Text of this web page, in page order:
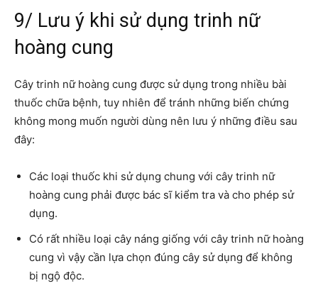
9/ Lưu ý khi sử dụng trinh nữ
hoàng cung
Cây trinh nữ hoàng cung được sử dụng trong nhiều bài
thuốc chữa bệnh, tuy nhiên để tránh những biến chứng
không mong muốn người dùng nên lưu ý những điều sau
đây:
Các loại thuốc khi sử dụng chung với cây trinh nữ
hoàng cung phải được bác sĩ kiểm tra và cho phép sử
dụng.
Có rất nhiều loại cây náng giống với cây trinh nữ hoàng
cung vì vậy cần lựa chọn đúng cây sử dụng để không
bị ngộ độc.